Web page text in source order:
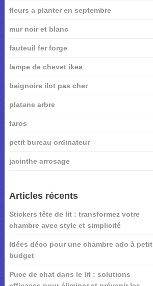
fleurs a planter en septembre
mur noir et blanc
fauteuil fer forge
lampe de chevet ikea
baignoire ilot pas cher
platane arbre
taros
petit bureau ordinateur
jacinthe arrosage
Articles récents
Stickers tête de lit : transformez votre
chambre avec style et simplicité
Idées déco pour une chambre ado à petit
budget
Puce de chat dans le lit : solutions